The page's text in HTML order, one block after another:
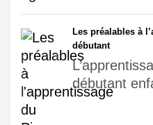
Les préalables à
débutant
débutant